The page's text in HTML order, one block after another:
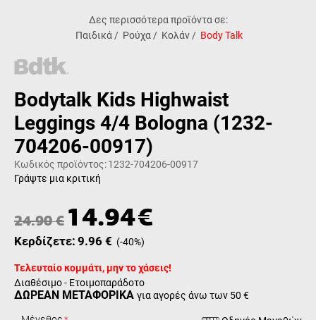
Δες περισσότερα προϊόντα σε:
Παιδικά / Ρούχα / Κολάν / Body Talk
Bodytalk Kids Highwaist
Leggings 4/4 Bologna (1232-
704206-00917)
Κωδικός προϊόντος:1232-704206-00917
Γράψτε μια κριτική
24.90€ 14.94€
Κερδίζετε: 9.96 € (-40%)
Τελευταίο κομμάτι, μην το χάσεις!
Διαθέσιμο - Ετοιμοπαράδοτο
ΔΩΡΕΑΝ ΜΕΤΑΦΟΡΙΚΑ για αγορές άνω των 50 €